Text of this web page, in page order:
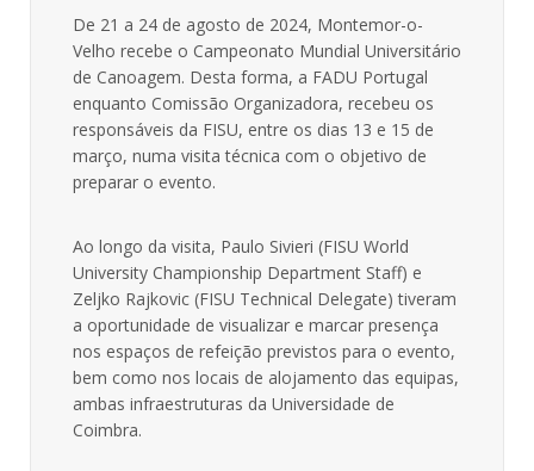
De 21 a 24 de agosto de 2024, Montemor-o-
Velho recebe o Campeonato Mundial Universitário
de Canoagem. Desta forma, a FADU Portugal
enquanto Comissão Organizadora, recebeu os
responsáveis da FISU, entre os dias 13 e 15 de
março, numa visita técnica com o objetivo de
preparar o evento.
Ao longo da visita, Paulo Sivieri (FISU World
University Championship Department Staff) e
Zeljko Rajkovic (FISU Technical Delegate) tiveram
a oportunidade de visualizar e marcar presença
nos espaços de refeição previstos para o evento,
bem como nos locais de alojamento das equipas,
ambas infraestruturas da Universidade de
Coimbra.